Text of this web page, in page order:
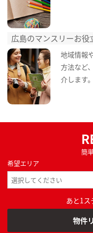
広島のマンスリーお役
地域情報
方法など
介します。
簡
希望エリア
あと1ス
物件